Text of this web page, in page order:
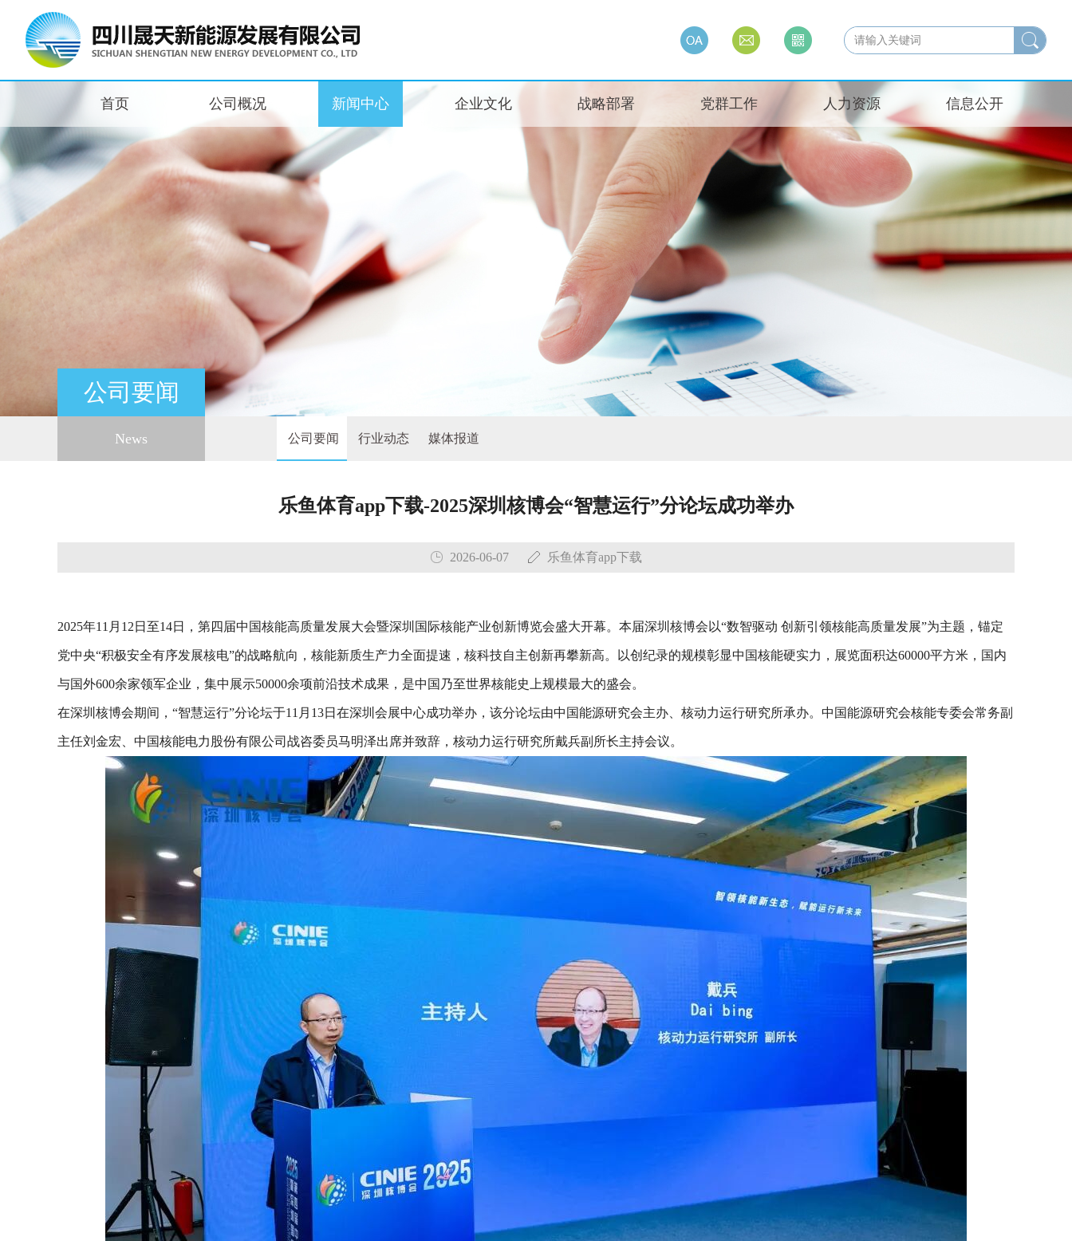
首页 公司概况 新闻中心 企业文化 战略部署 党群工作 人力资源 信息公开
公司要闻
News 公司要闻 行业动态 媒体报道
乐鱼体育app下载-2025深圳核博会“智慧运行”分论坛成功举办
2026-06-07 乐鱼体育app下载
2025年11月12日至14日，第四届中国核能高质量发展大会暨深圳国际核能产业创新博览会盛大开幕。本届深圳核博会以“数智驱动 创新引领核能高质量发展”为主题，锚定
党中央“积极安全有序发展核电”的战略航向，核能新质生产力全面提速，核科技自主创新再攀新高。以创纪录的规模彰显中国核能硬实力，展览面积达60000平方米，国内
与国外600余家领军企业，集中展示50000余项前沿技术成果，是中国乃至世界核能史上规模最大的盛会。
在深圳核博会期间，“智慧运行”分论坛于11月13日在深圳会展中心成功举办，该分论坛由中国能源研究会主办、核动力运行研究所承办。中国能源研究会核能专委会常务副
主任刘金宏、中国核能电力股份有限公司战咨委员马明泽出席并致辞，核动力运行研究所戴兵副所长主持会议。